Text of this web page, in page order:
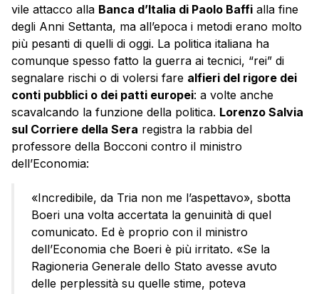
vile attacco alla Banca d’Italia di Paolo Baffi alla fine
degli Anni Settanta, ma all’epoca i metodi erano molto
più pesanti di quelli di oggi. La politica italiana ha
comunque spesso fatto la guerra ai tecnici, “rei” di
segnalare rischi o di volersi fare alfieri del rigore dei
conti pubblici o dei patti europei: a volte anche
scavalcando la funzione della politica. Lorenzo Salvia
sul Corriere della Sera registra la rabbia del
professore della Bocconi contro il ministro
dell’Economia:
«Incredibile, da Tria non me l’aspettavo», sbotta
Boeri una volta accertata la genuinità di quel
comunicato. Ed è proprio con il ministro
dell’Economia che Boeri è più irritato. «Se la
Ragioneria Generale dello Stato avesse avuto
delle perplessità su quelle stime, poteva